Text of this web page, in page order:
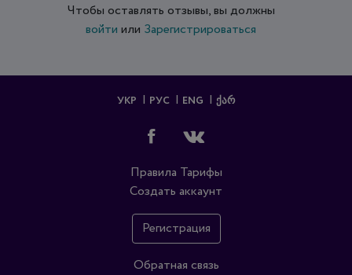
Чтобы оставлять отзывы, вы должны
войти или Зарегистрироваться
УКР РУС ENG ᲥᲐᲠ
Правила Тарифы
Создать аккаунт
Регистрация
Обратная связь